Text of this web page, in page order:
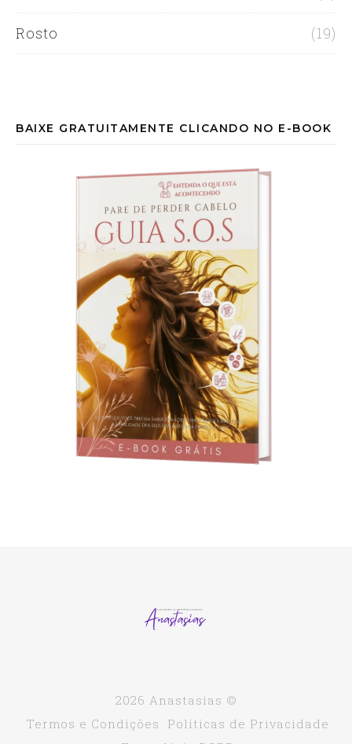
Rosto (19)
BAIXE GRATUITAMENTE CLICANDO NO E-BOOK
2026 Anastasias ©
Termos e Condições
Políticas de Privacidade